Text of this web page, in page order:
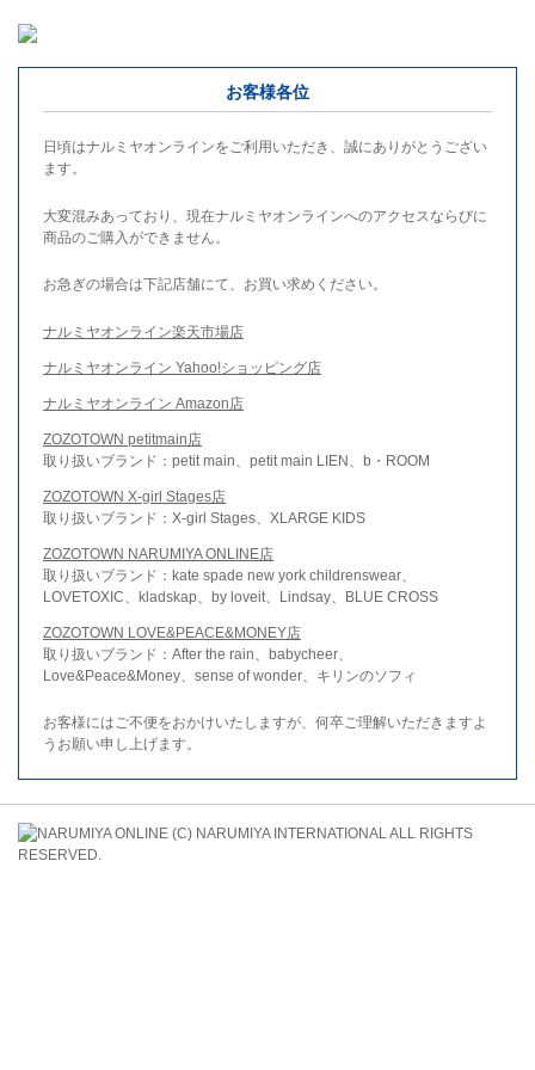
お客様各位
日頃はナルミヤオンラインをご利用いただき、誠にありがとうござい
ます。
大変混みあっており、現在ナルミヤオンラインへのアクセスならびに
商品のご購入ができません。
お急ぎの場合は下記店舗にて、お買い求めください。
ナルミヤオンライン楽天市場店
ナルミヤオンライン Yahoo!ショッピング店
ナルミヤオンライン Amazon店
ZOZOTOWN petitmain店
取り扱いブランド：petit main、petit main LIEN、b・ROOM
ZOZOTOWN X-girl Stages店
取り扱いブランド：X-girl Stages、XLARGE KIDS
ZOZOTOWN NARUMIYA ONLINE店
取り扱いブランド：kate spade new york childrenswear、
LOVETOXIC、kladskap、by loveit、Lindsay、BLUE CROSS
ZOZOTOWN LOVE&PEACE&MONEY店
取り扱いブランド：After the rain、babycheer、
Love&Peace&Money、sense of wonder、キリンのソフィ
お客様にはご不便をおかけいたしますが、何卒ご理解いただきますよ
うお願い申し上げます。